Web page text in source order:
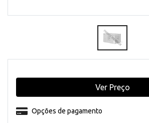
Opções de pagamento
Ver Preço